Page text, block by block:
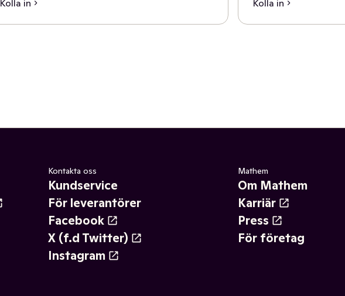
Kolla in Kolla in
Kontakta oss
Kundservice
För leverantörer
Facebook
X (f.d Twitter)
Instagram
Mathem
Om Mathem
Karriär
Press
För företag